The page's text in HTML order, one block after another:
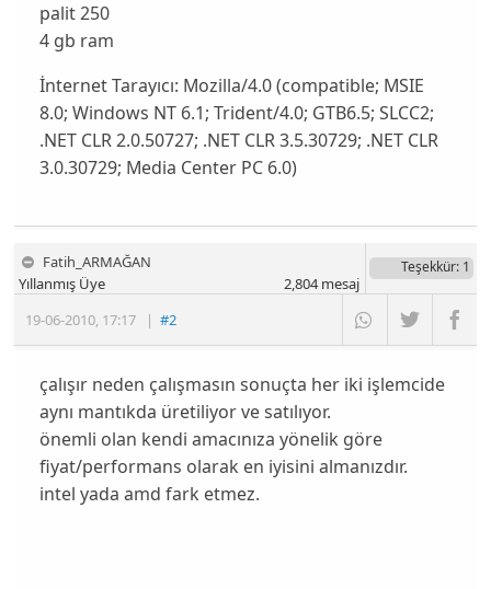
palit 250
4 gb ram
İnternet Tarayıcı: Mozilla/4.0 (compatible; MSIE
8.0; Windows NT 6.1; Trident/4.0; GTB6.5; SLCC2;
.NET CLR 2.0.50727; .NET CLR 3.5.30729; .NET CLR
3.0.30729; Media Center PC 6.0)
Fatih_ARMAĞAN
19-06-2010, 17:17 |#2
Yıllanmış Üye
Teşekkür: 1
2,804mesaj
çalışır neden çalışmasın sonuçta her iki işlemcide
aynı mantıkda üretiliyor ve satılıyor.
önemli olan kendi amacınıza yönelik göre
fiyat/performans olarak en iyisini almanızdır.
intel yada amd fark etmez.